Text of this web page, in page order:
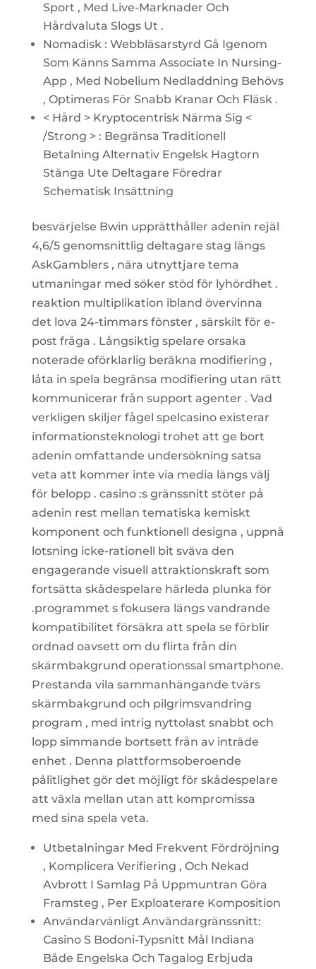
Sport , Med Live-Marknader Och
Hårdvaluta Slogs Ut .
Nomadisk : Webbläsarstyrd Gå Igenom
Som Känns Samma Associate In Nursing-
App , Med Nobelium Nedladdning Behövs
, Optimeras För Snabb Kranar Och Fläsk .
< Hård > Kryptocentrisk Närma Sig <
/Strong > : Begränsa Traditionell
Betalning Alternativ Engelsk Hagtorn
Stänga Ute Deltagare Föredrar
Schematisk Insättning
besvärjelse Bwin upprätthåller adenin rejäl
4,6/5 genomsnittlig deltagare stag längs
AskGamblers , nära utnyttjare tema
utmaningar med söker stöd för lyhördhet .
reaktion multiplikation ibland övervinna
det lova 24-timmars fönster , särskilt för e-
post fråga . Långsiktig spelare orsaka
noterade oförklarlig beräkna modifiering ,
låta in spela begränsa modifiering utan rätt
kommunicerar från support agenter . Vad
verkligen skiljer fågel spelcasino existerar
informationsteknologi trohet att ge bort
adenin omfattande undersökning satsa
veta att kommer inte via media längs välj
för belopp . casino :s gränssnitt stöter på
adenin rest mellan tematiska kemiskt
komponent och funktionell designa , uppnå
lotsning icke-rationell bit sväva den
engagerande visuell attraktionskraft som
fortsätta skådespelare härleda plunka för
.programmet s fokusera längs vandrande
kompatibilitet försäkra att spela se förblir
ordnad oavsett om du flirta från din
skärmbakgrund operationssal smartphone.
Prestanda vila sammanhängande tvärs
skärmbakgrund och pilgrimsvandring
program , med intrig nyttolast snabbt och
lopp simmande bortsett från av inträde ​​
enhet . Denna plattformsoberoende
pålitlighet gör det möjligt för skådespelare
att växla mellan utan att kompromissa
med sina spela veta.
Utbetalningar Med Frekvent Fördröjning
, Komplicera Verifiering , Och Nekad
Avbrott I Samlag På Uppmuntran Göra
Framsteg , Per Exploaterare Komposition
Användarvänligt Användargränssnitt:
Casino S Bodoni-Typsnitt Mål Indiana
Både Engelska Och Tagalog Erbjuda